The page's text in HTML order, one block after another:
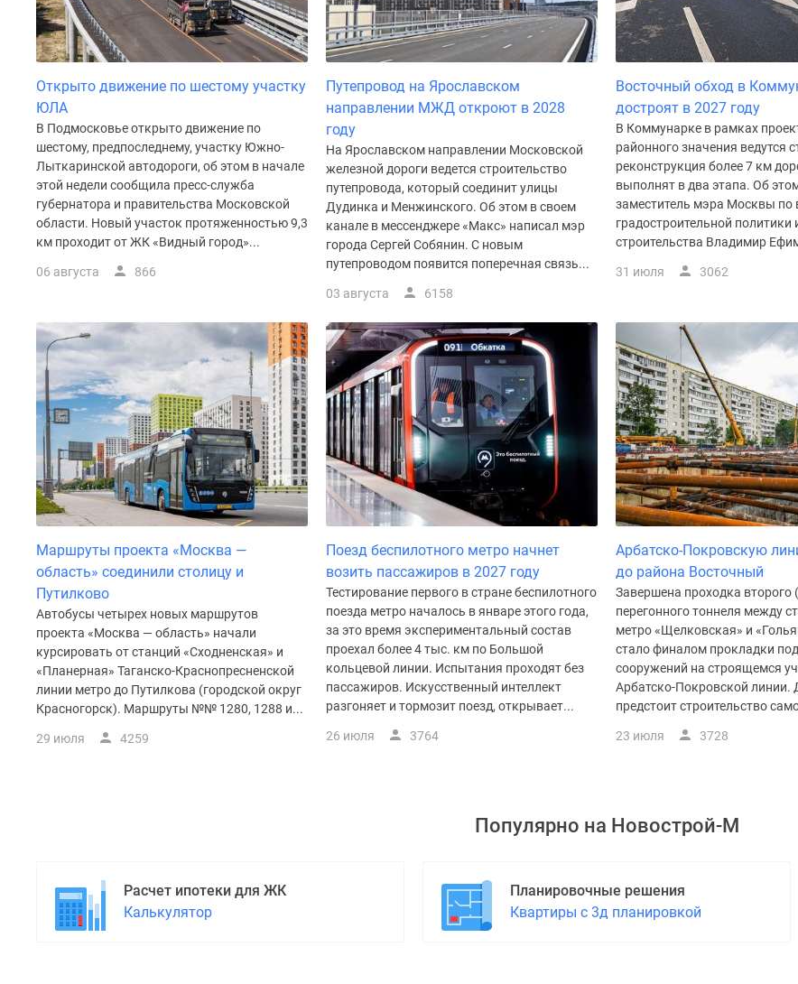
реновации
Москве
премиум-
класса
Новостройки
бизнес-
класса
Рассрочка
Траншевая
ипотека
коттеджи
Москве
Готовые
коттеджные
поселки
Строящиеся
коттеджные
поселки
Коттеджные
поселки
Коттеджные
поселки
водоема
Коттеджные
поселки
ипотеку
Бизнес-
Коттеджи
Открыто движение по шестому участку
ЮЛА
В Подмосковье открыто движение по
шестому, предпоследнему, участку Южно-
Лыткаринской автодороги, об этом в начале
этой недели сообщила пресс-служба
губернатора и правительства Московской
области. Новый участок протяженностью 9,3
км проходит от ЖК «Видный город»...
06 августа 866
Путепровод на Ярославском
направлении МЖД откроют в 2028
году
На Ярославском направлении Московской
железной дороги ведется строительство
путепровода, который соединит улицы
Дудинка и Менжинского. Об этом в своем
канале в мессенджере «Макс» написал мэр
города Сергей Собянин. С новым
путепроводом появится поперечная связь...
03 августа 6158
Восточный обход в
достроят в 2027 году
В Коммунарке в рамках
районного значения ведутся
реконструкция более 7 км
выполнят в два этапа. Об
заместитель мэра Москвы по
градостроительной политики
строительства Владимир
31 июля 3062
Маршруты проекта «Москва —
область» соединили столицу и
Путилково
Автобусы четырех новых маршрутов
проекта «Москва — область» начали
курсировать от станций «Сходненская» и
«Планерная» Таганско-Краснопресненской
линии метро до Путилкова (городской округ
Красногорск). Маршруты №№ 1280, 1288 и...
29 июля 4259
Поезд беспилотного метро начнет
возить пассажиров в 2027 году
Тестирование первого в стране беспилотного
поезда метро началось в январе этого года,
за это время экспериментальный состав
проехал более 4 тыс. км по Большой
кольцевой линии. Испытания проходят без
пассажиров. Искусственный интеллект
разгоняет и тормозит поезд, открывает...
26 июля 3764
Арбатско-Покровскую
до района Восточный
Завершена проходка второго
перегонного тоннеля между
метро «Щелковская» и
стало финалом прокладки
сооружений на строящемся
Арбатско-Покровской линии.
предстоит строительство
23 июля 3728
Популярно на Новострой-М
Расчет ипотеки для ЖК
Калькулятор
Планировочные решения
Квартиры с 3д планировкой